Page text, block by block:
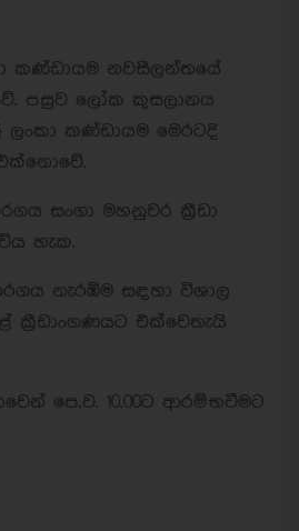
කණ්ඩායම නවසීලන්තයේ
පසුව ලෝක කුසලානය
ලංකා කණ්ඩායම මෙරටදි
සංගා මහනුවර ක්‍රීඩා
හැක.
නැරඹීම සඳහා විශාල
ක්‍රීඩාංගණයට එක්වෙතැයි
පෙ.ව. 10.00ට ආරම්භවීමට